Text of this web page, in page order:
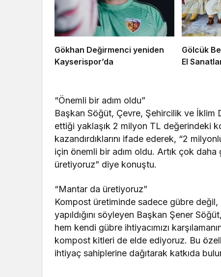
Gökhan Değirmenci yeniden
Kayserispor’da
Gölcük
El
“Önemli bir adım oldu”
Başkan Söğüt, Çevre, Şehircilik ve İklim
ettiği yaklaşık 2 milyon TL değerindeki
kazandırdıklarını ifade ederek, “2
için önemli bir adım oldu. Artık çok
üretiyoruz” diye konuştu.
“Mantar da üretiyoruz”
Kompost üretiminde sadece gübre
yapıldığını söyleyen Başkan Şener
hem kendi gübre ihtiyacımızı
kompost kitleri de elde ediyoruz. Bu
ihtiyaç sahiplerine dağıtarak katkıda